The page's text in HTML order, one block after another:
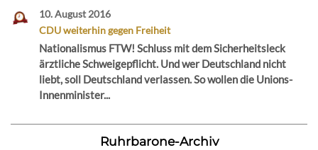
10. August 2016
CDU weiterhin gegen Freiheit
Nationalismus FTW! Schluss mit dem Sicherheitsleck
ärztliche Schweigepflicht. Und wer Deutschland nicht
liebt, soll Deutschland verlassen. So wollen die Unions-
Innenminister...
Ruhrbarone-Archiv